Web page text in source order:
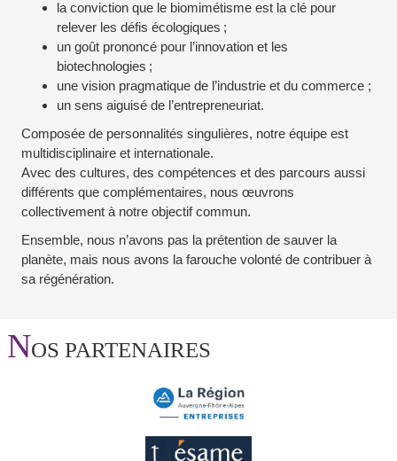
la conviction que le biomimétisme est la clé pour
relever les défis écologiques ;
un goût prononcé pour l’innovation et les
biotechnologies ;
une vision pragmatique de l’industrie et du commerce ;
un sens aiguisé de l’entrepreneuriat.
Composée de personnalités singulières, notre équipe est
multidisciplinaire et internationale.
Avec des cultures, des compétences et des parcours aussi
différents que complémentaires, nous œuvrons
collectivement à notre objectif commun.
Ensemble, nous n’avons pas la prétention de sauver la
planète, mais nous avons la farouche volonté de contribuer à
sa régénération.
NOS PARTENAIRES